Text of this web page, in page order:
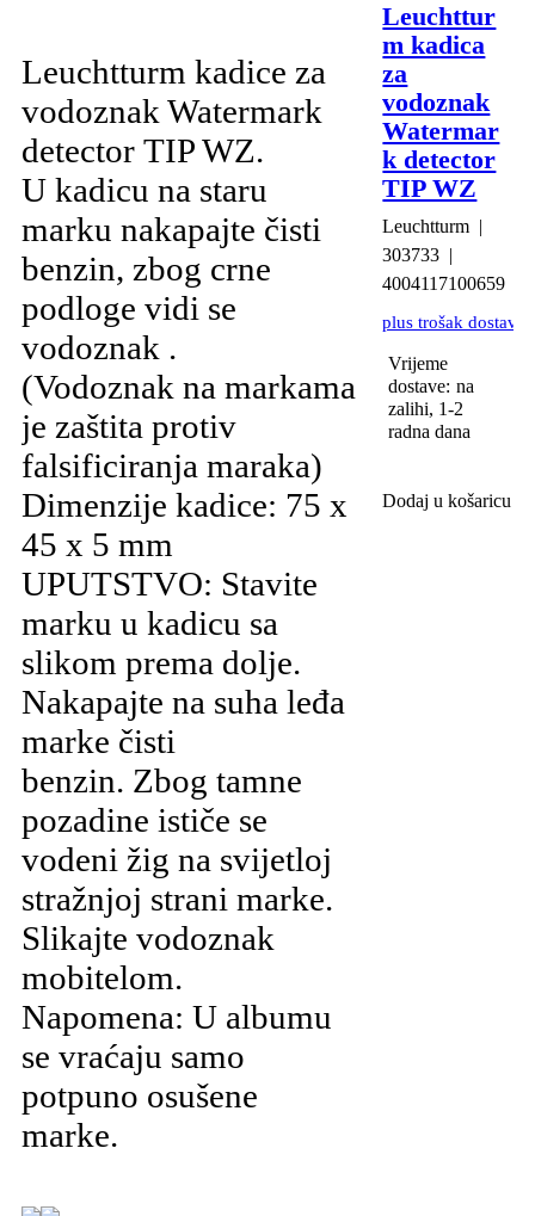
Leuchttur
m kadica
za
vodoznak
Watermar
k detector
TIP WZ
Leuchtturm
303733
4004117100659
plus trošak dostave
Vrijeme
dostave: na
zalihi, 1-2
radna dana
Dodaj u košaricu
Leuchtturm kadice za
vodoznak Watermark
detector TIP WZ.
U kadicu na staru
marku nakapajte čisti
benzin, zbog crne
podloge vidi se
vodoznak .
(Vodoznak na markama
je zaštita protiv
falsificiranja maraka)
Dimenzije kadice: 75 x
45 x 5 mm
UPUTSTVO: Stavite
marku u kadicu sa
slikom prema dolje.
Nakapajte na suha leđa
marke čisti
benzin. Zbog tamne
pozadine ističe se
vodeni žig na svijetloj
stražnjoj strani marke.
Slikajte vodoznak
mobitelom.
Napomena: U albumu
se vraćaju samo
potpuno osušene
marke.